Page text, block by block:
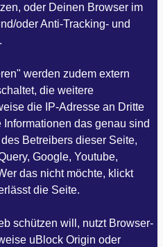
oder Deinen Browser im
oder Anti-Tracking- und
werden zudem extern
die weitere
die IP-Adresse an Dritte
das genau sind
Betreibers dieser Seite,
Google, Youtube,
das nicht möchte, klickt
die Seite.
schützen will, nutzt Browser-
uBlock Origin oder